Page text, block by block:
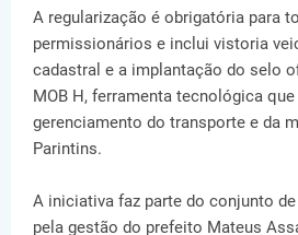
A regularização é obrigatória para
permissionários e inclui vistoria
cadastral e a implantação do selo
MOB H, ferramenta tecnológica
gerenciamento do transporte e da
Parintins.
A iniciativa faz parte do conjunto
pela gestão do prefeito Mateus